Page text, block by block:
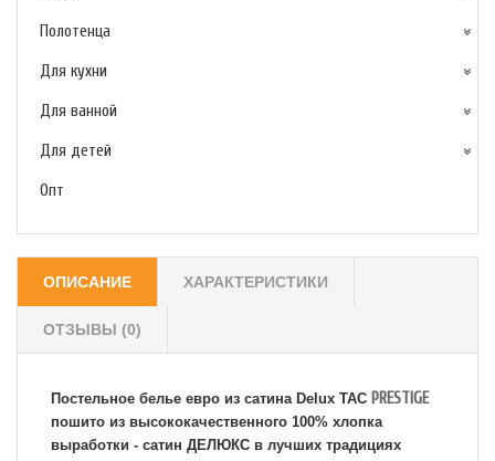
Полотенца
Для кухни
Для ванной
Для детей
Опт
ОПИСАНИЕ ХАРАКТЕРИСТИКИ
ОТЗЫВЫ (0)
Постельное белье евро из сатина Delux TAC PRESTIGE
пошито из высококачественного 100% хлопка
выработки - сатин ДЕЛЮКС в лучших традициях